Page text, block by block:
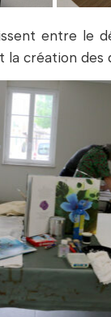
entre le
la création